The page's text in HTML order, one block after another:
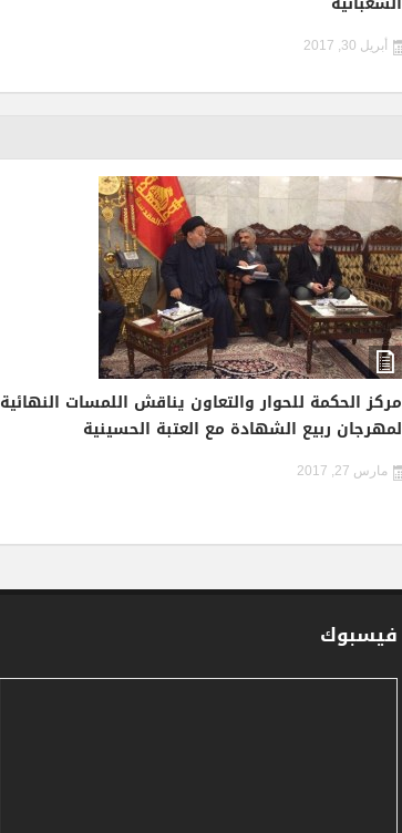
أبريل 30, 2017
مركز الحكمة للحوار والتعاون يناقش اللمسات النهائية
لمهرجان ربيع الشهادة مع العتبة الحسينية
مارس 27, 2017
فيسبوك